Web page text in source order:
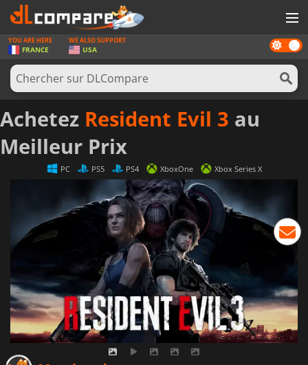
JEUX
CARTES PRÉPAYÉES
LOGICIELS
CONCOURS
MATÉRIEL
SE CONNECTER OU S'INSCRIRE
Dark
mode
YOU ARE HERE
FRANCE
WE ALSO SUPPORT
USA
Achetez Resident Evil 3 au
Meilleur Prix
PC PS5 PS4 XboxOne Xbox Series X